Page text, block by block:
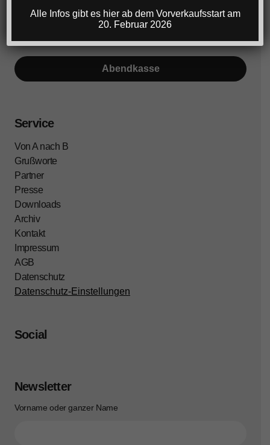
Vorverkauf am Samstag
Abendkasse
Service
Von A nach B
Grußworte
Partner
Presse
Downloads
Archiv
Kontakt
Impressum
AGB
Datenschutz
Datenschutz-Einstellungen
Social
Newsletter
Vorname oder ganzer Name
Alle Infos gibt es hier ab dem Vorverkaufsstart am
20. Februar 2026